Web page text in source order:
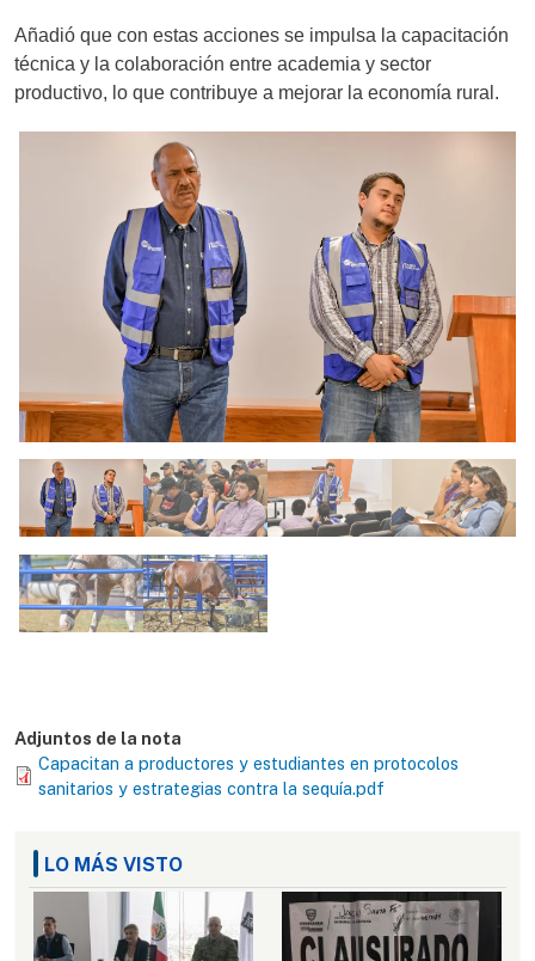
Añadió que con estas acciones se impulsa la capacitación
técnica y la colaboración entre academia y sector
productivo, lo que contribuye a mejorar la economía rural.
Adjuntos de la nota
Capacitan a productores y estudiantes en protocolos
sanitarios y estrategias contra la sequía.pdf
LO MÁS VISTO